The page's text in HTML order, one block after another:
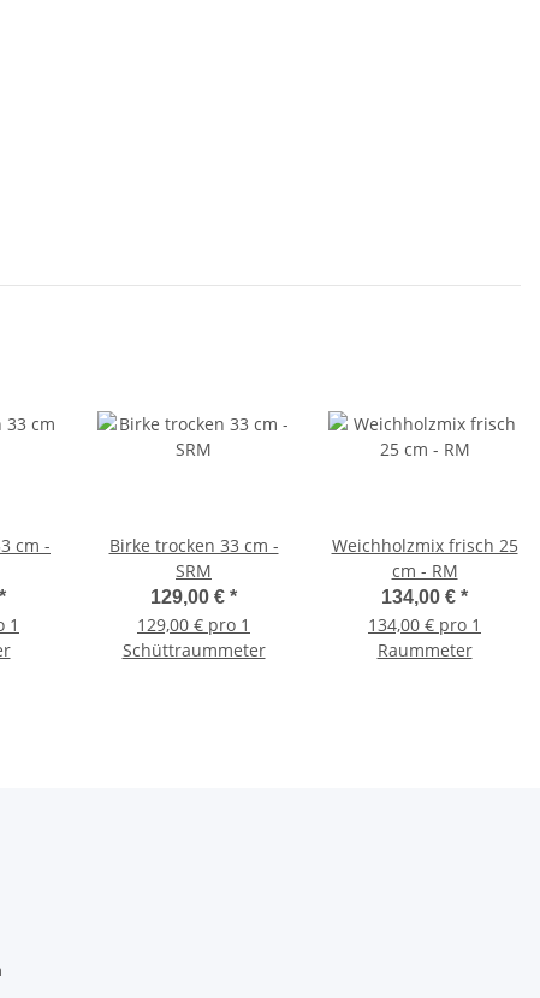
cm -
*
1
Birke trocken 33 cm -
SRM
129,00 € *
129,00 € pro 1
Schüttraummeter
Weichholzmix frisch 25
cm - RM
134,00 € *
134,00 € pro 1
Raummeter